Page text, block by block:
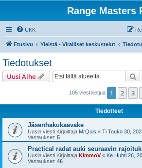
Range Masters
UKK
Etusivu Yleistä - Viralliset keskustelut
Tiedotukset
Uusi Aihe
105 viestiketjua 1 2 3
Tiedotteet
Jäsenhakukaavake
Uusin viesti Kirjoittaja MrQuis « Ti Touko 30,
Vastaukset: 5
Practical radat auki seuraavin
Uusin viesti Kirjoittaja KimmoV« Ke Huhti 26,
Vastaukset: 46